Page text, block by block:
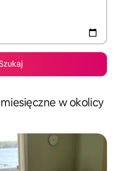
w okolicy